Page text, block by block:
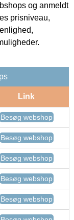
og anmeldt
prisniveau,
Link
Besøg webshop
Besøg webshop
Besøg webshop
Besøg webshop
Besøg webshop